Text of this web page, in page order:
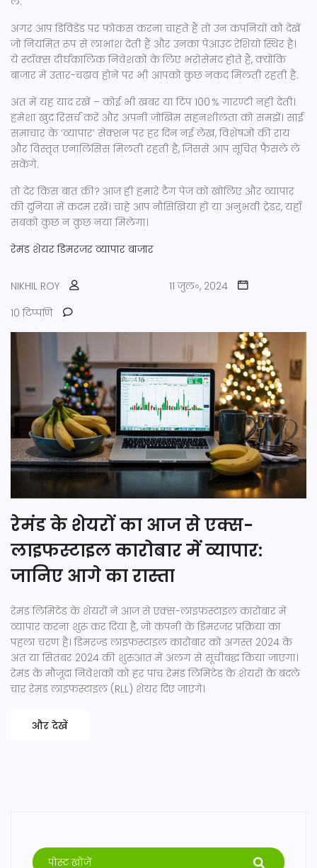
अगर आप डिविडेंड पर फोकस करना चाहते हैं तो उन कंपनियों को देखें
जो नियमित रूप से लाभांश देती हैं और उनका पेआउट रेशियो स्थिर है।
ये स्टॉक्स दीर्घकालिक निवेशकों के लिए भरोसेमंद होते हैं, क्योंकि
बाजार में उतार-चढ़ाव होने पर भी आपको कुछ नकद मिलती रहती है.
अंत में यह याद रखें – कोई भी खबर या टिप 100 % गारण्टी नहीं देती।
हमेशा खुद रिसर्च करें और अपनी जोखिम सहनशीलता को समझें। साई
समाचार के ‘व्यापार’ सेक्शन पर हर दिन नई लेख, विशेषज्ञों की राय
और विस्तृत एनालिसिस मिलती रहती है, जिससे आप सूचित फैसले ले
सकेंगे.
तो देर किस बात की? आज ही हमारे टैग पेज को खोलिए और व्यापार
की दुनिया में कदम रखें। चाहे आप नौसिखिया हों या अनुभवी ट्रेडर, यहाँ
सबको कुछ न कुछ नया मिलेगा।
रेमंड शेयर डिमरजर व्यापार बाजार
NIKHIL ROY
11 जुल॰, 2024
10 टिप्पणि
रेमंड के शेयरों का आज से एक्स-
लाइफस्टाइल कारोबार में व्यापार:
जानिए आगे का रास्ता
रेमंड लिमिटेड के शेयरों ने आज से एक्स-लाइफस्टाइल कारोबार में
व्यापार करना शुरू कर दिया है, जो कंपनी के डिमरजर प्रक्रिया का
पहला चरण है। डिमरज्ड लाइफस्टाइल कारोबार को अगस्त 2024 के
अंत या सितंबर 2024 की शुरुआत में अलग से सूचीबद्ध किया जाएगा।
रेमंड के मौजूदा निवेशकों को हर पांच रेमंड लिमिटेड के शेयरों के बदले
चार रेमंड लाइफस्टाइल (RLL) शेयर दिए जाएंगे।
और देखें